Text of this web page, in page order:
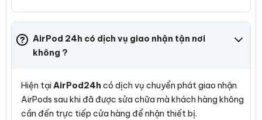
AirPod 24h có dịch vụ giao nhận tận nơi
không ?
Hiện tạiAirPod24h có dịch vụ chuyển phát giao nhận
AirPods sau khi đã được sửa chữa mà khách hàng không
cần đến trực tiếp cửa hàng để nhận thiết bị.